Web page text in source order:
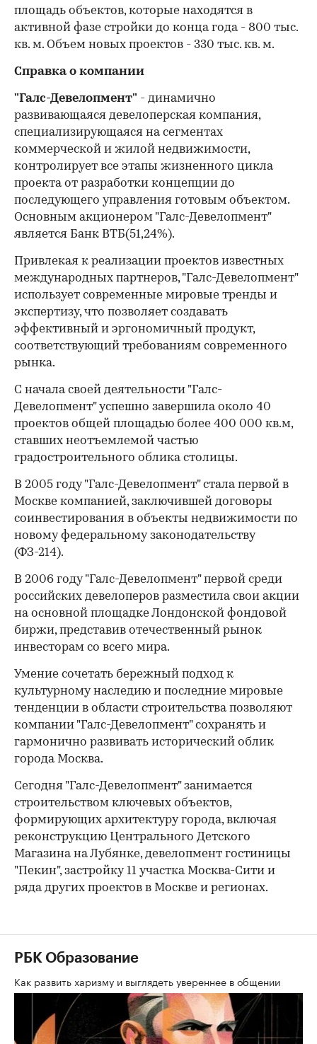
площадь объектов, которые находятся в
активной фазе стройки до конца года - 800 тыс.
кв. м. Объем новых проектов - 330 тыс. кв. м.
Справка о компании
"Галс-Девелопмент" - динамично
развивающаяся девелоперская компания,
специализирующаяся на сегментах
коммерческой и жилой недвижимости,
контролирует все этапы жизненного цикла
проекта от разработки концепции до
последующего управления готовым объектом.
Основным акционером "Галс-Девелопмент"
является Банк ВТБ(51,24%).
Привлекая к реализации проектов известных
международных партнеров, "Галс-Девелопмент"
использует современные мировые тренды и
экспертизу, что позволяет создавать
эффективный и эргономичный продукт,
соответствующий требованиям современного
рынка.
C начала своей деятельности "Галс-
Девелопмент" успешно завершила около 40
проектов общей площадью более 400 000 кв.м,
ставших неотъемлемой частью
градостроительного облика столицы.
В 2005 году "Галс-Девелопмент" стала первой в
Москве компанией, заключившей договоры
соинвестирования в объекты недвижимости по
новому федеральному законодательству
(ФЗ-214).
В 2006 году "Галс-Девелопмент" первой среди
российских девелоперов разместила свои акции
на основной площадке Лондонской фондовой
биржи, представив отечественный рынок
инвесторам со всего мира.
Умение сочетать бережный подход к
культурному наследию и последние мировые
тенденции в области строительства позволяют
компании "Галс-Девелопмент" сохранять и
гармонично развивать исторический облик
города Москва.
Сегодня "Галс-Девелопмент" занимается
строительством ключевых объектов,
формирующих архитектуру города, включая
реконструкцию Центрального Детского
Магазина на Лубянке, девелопмент гостиницы
"Пекин", застройку 11 участка Москва-Сити и
ряда других проектов в Москве и регионах.
РБК Образование
Как развить харизму и выглядеть увереннее в общении